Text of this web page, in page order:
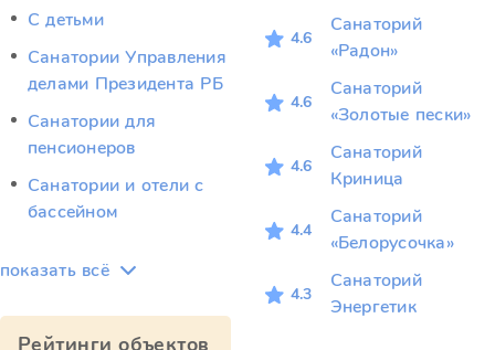
С детьми
Санатории Управления
делами Президента РБ
Санатории для
пенсионеров
Санатории и отели с
бассейном
показать всё
Рейтинги объектов
4.6
Санаторий
«Радон»
4.6
Санаторий
«Золотые пески»
4.6
Санаторий
Криница
4.4
Санаторий
«Белорусочка»
4.3
Санаторий
Энергетик